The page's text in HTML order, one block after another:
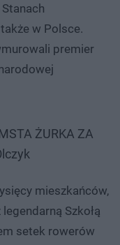
w Polsce.
premier
ŻURKA ZA
mieszkańców,
Szkołą
setek rowerów